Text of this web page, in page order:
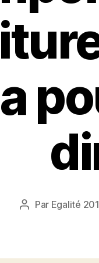
Auteur
Par Egalité